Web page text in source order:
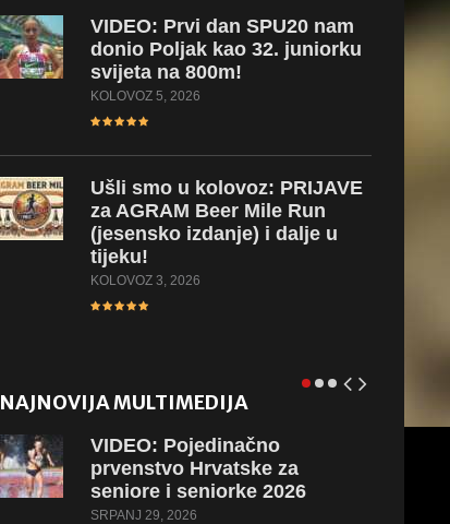
VIDEO: Prvi dan SPU20 nam
donio Poljak kao 32. juniorku
svijeta na 800m!
KOLOVOZ 5, 2026
Ušli smo u kolovoz: PRIJAVE
za AGRAM Beer Mile Run
(jesensko izdanje) i dalje u
tijeku!
KOLOVOZ 3, 2026
NAJNOVIJA MULTIMEDIJA
VIDEO: Pojedinačno
prvenstvo Hrvatske za
seniore i seniorke 2026
SRPANJ 29, 2026